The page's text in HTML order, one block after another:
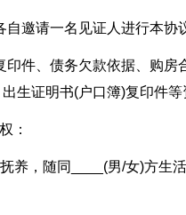
邀请一名见证人进行本协
件、债务欠款依据、购
生证明书(户口簿)复印件
：
养，随同____(男/女)方生